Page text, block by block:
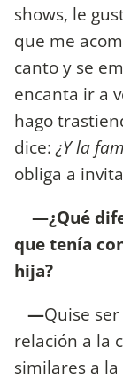
shows, le
que me
canto y se
encanta ir a
hago
dice: ¿Y la
obliga a
—¿Qué
que tenía
hija?
—Quise
relación a la
similares a